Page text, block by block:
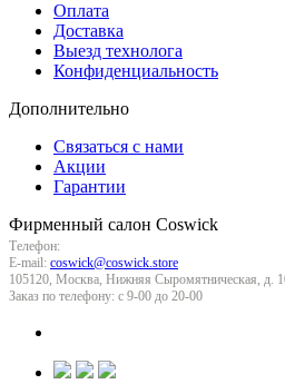
Оплата
Доставка
Выезд технолога
Конфиденциальность
Дополнительно
Связаться с нами
Акции
Гарантии
Фирменный салон Coswick
Телефон:
E-mail: coswick@coswick.store
105120, Москва, Нижняя Сыромятническая, д.
Заказ по телефону: с 9-00 до 20-00